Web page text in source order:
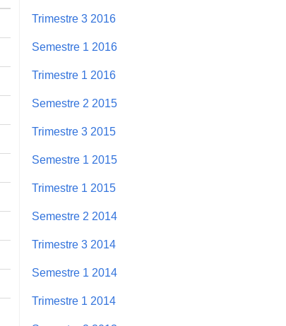
Trimestre 3 2016
Semestre 1 2016
Trimestre 1 2016
Semestre 2 2015
Trimestre 3 2015
Semestre 1 2015
Trimestre 1 2015
Semestre 2 2014
Trimestre 3 2014
Semestre 1 2014
Trimestre 1 2014